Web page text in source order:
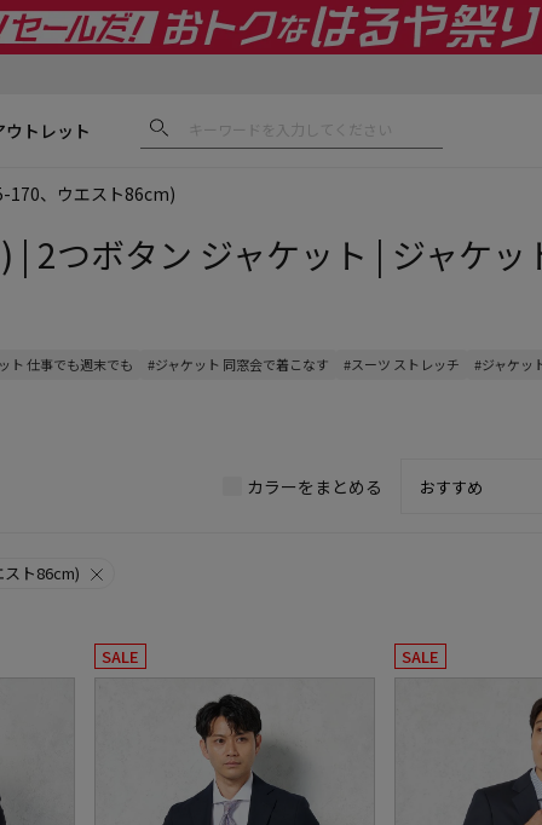
ウトレット
170、ウエスト86cm)
2つボタン ジャケット | ジャケッ
ト 仕事でも週末でも #ジャケット 同窓会で着こなす #スーツ ストレッチ #ジャケッ
カラーをまとめる
ト86cm)
SALE SALE